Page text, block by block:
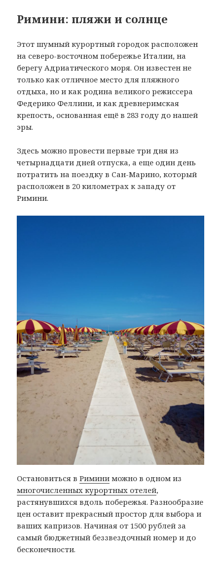
Римини: пляжи и солнце
Этот шумный курортный городок расположен
на северо-восточном побережье Италии, на
берегу Адриатического моря. Он известен не
только как отличное место для пляжного
отдыха, но и как родина великого режиссера
Федерико Феллини, и как древнеримская
крепость, основанная ещё в 283 году до нашей
эры.
Здесь можно провести первые три дня из
четырнадцати дней отпуска, а еще один день
потратить на поездку в Сан-Марино, который
расположен в 20 километрах к западу от
Римини.
Остановиться вРимини можно в одном из
многочисленных курортных отелей,
растянувшихся вдоль побережья. Разнообразие
цен оставит прекрасный простор для выбора и
ваших капризов. Начиная от 1500 рублей за
самый бюджетный беззвездочный номер и до
бесконечности.